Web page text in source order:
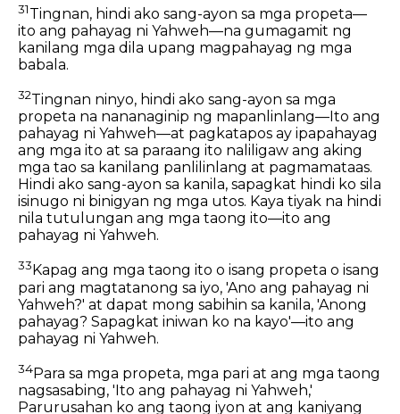
31Tingnan, hindi ako sang-ayon sa mga propeta—
ito ang pahayag ni Yahweh—na gumagamit ng
kanilang mga dila upang magpahayag ng mga
babala.
32Tingnan ninyo, hindi ako sang-ayon sa mga
propeta na nananaginip ng mapanlinlang—Ito ang
pahayag ni Yahweh—at pagkatapos ay ipapahayag
ang mga ito at sa paraang ito naliligaw ang aking
mga tao sa kanilang panlilinlang at pagmamataas.
Hindi ako sang-ayon sa kanila, sapagkat hindi ko sila
isinugo ni binigyan ng mga utos. Kaya tiyak na hindi
nila tutulungan ang mga taong ito—ito ang
pahayag ni Yahweh.
33 Kapag ang mga taong ito o isang propeta o isang
pari ang magtatanong sa iyo, 'Ano ang pahayag ni
Yahweh?' at dapat mong sabihin sa kanila, 'Anong
pahayag? Sapagkat iniwan ko na kayo'—ito ang
pahayag ni Yahweh.
34Para sa mga propeta, mga pari at ang mga taong
nagsasabing, 'Ito ang pahayag ni Yahweh,'
Parurusahan ko ang taong iyon at ang kaniyang